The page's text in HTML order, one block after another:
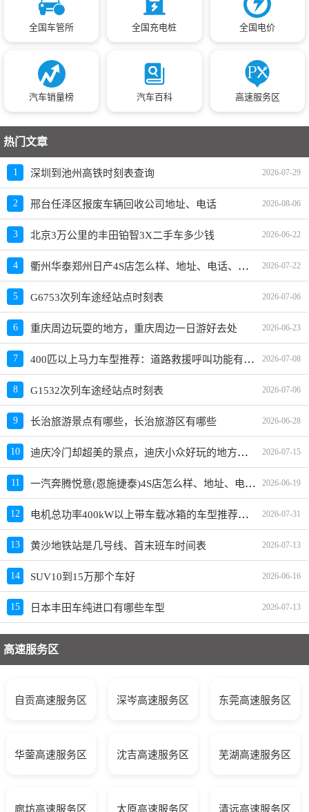
全国车管所 全国充电桩 全国电价
汽车销量榜 汽车百科 高速服务区
热门文章
1 深圳到池州高铁时刻表查询 2026-07-29
2 邢台任泽区报废车辆回收公司地址、电话 2026-08-06
3 北京3万公里的丰田铂智3X二手车多少钱 2026-06-22
4 衢州华泰郑州日产4S店怎么样、地址、电话、上班时间查询 2026-07-22
5 G6753次列车途经站点时刻表 2026-07-06
6 重庆周边玩耍的地方，重庆周边一日游好去处 2026-06-23
7 400匹以上马力车型推荐：道路救援呼叫功能有哪些车？选哪款好？价格多少？ 2026-07-08
8 G1532次列车途经站点时刻表 2026-07-06
9 长治旅游景点有哪些，长治旅游区有哪些 2026-06-28
10 迪庆冷门却超美的景点，迪庆小众好玩的地方、旅游景点推荐 2026-07-15
11 一汽奔腾悦意(恩施捷泰)4S店怎么样、地址、电话、上班时间查询 2026-06-19
12 电机总功率400kW以上带车载冰箱的车型推荐，哪款车好？ 2026-07-31
13 黄沙地铁站是几号线、首末班车时间表 2026-07-13
14 SUV10到15万那个车好 2026-06-16
15 日本丰田车纯进口有哪些车型 2026-07-13
高速服务区
自贡高速服务区 深岑高速服务区 东莞高速服务区
华蓥高速服务区 沈吉高速服务区 芜湖高速服务区
廊坊高速服务区 太原高速服务区 清远高速服务区